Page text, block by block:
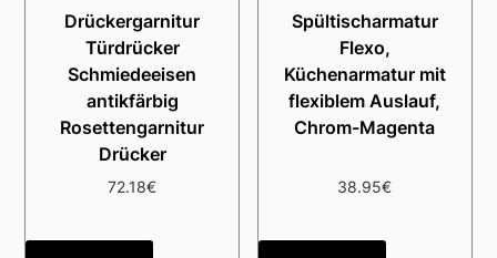
Drückergarnitur
Türdrücker
Schmiedeeisen
antikfärbig
Rosettengarnitur
Drücker
72.18€
Spültischarmatur
Flexo,
Küchenarmatur mit
flexiblem Auslauf,
Chrom-Magenta
38.95€